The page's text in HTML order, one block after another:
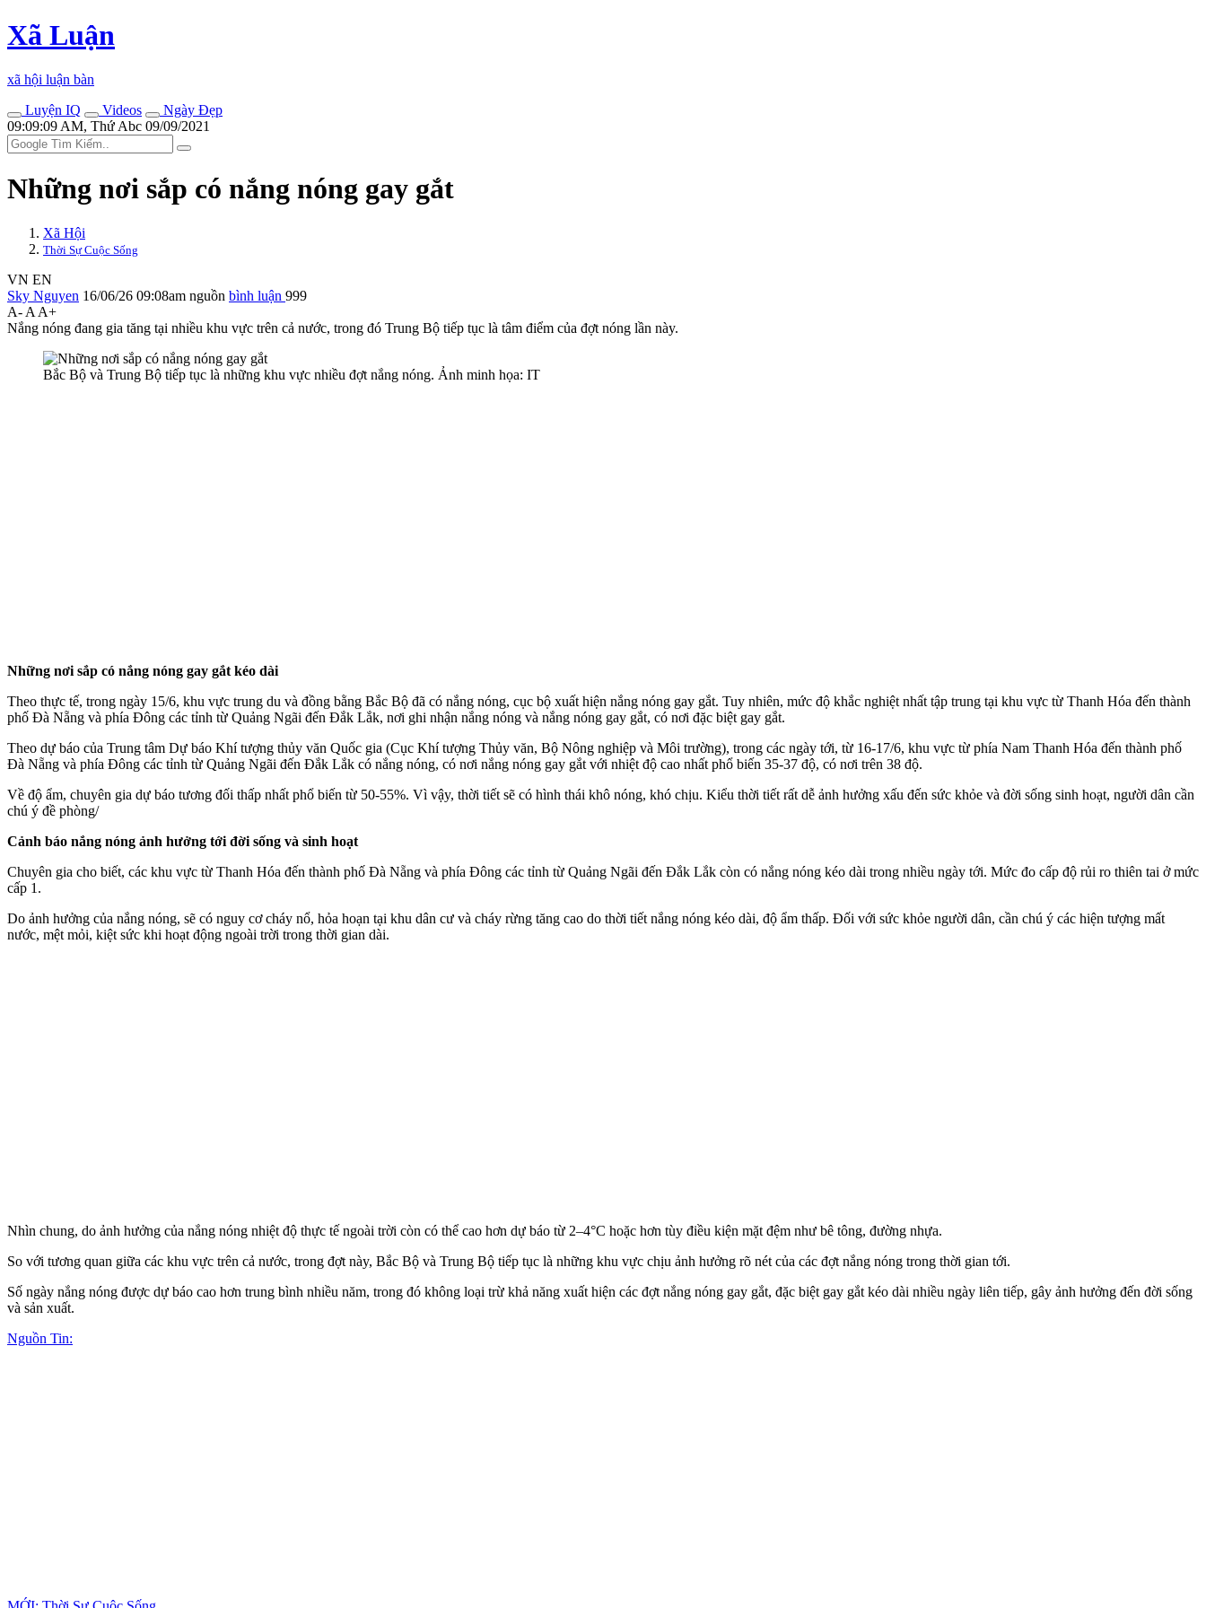
Xã Luận
xã hội luận bàn
Luyện IQ
Videos
Ngày Đẹp
09:09:09 AM, Thứ Abc 09/09/2021
Những nơi sắp có nắng nóng gay gắt
Xã Hội
Thời Sự Cuộc Sống
VN EN
Sky Nguyen 16/06/26 09:08am nguồn bình luận 999
A- A A+
Nắng nóng đang gia tăng tại nhiều khu vực trên cả nước, trong đó Trung Bộ tiếp tục là tâm điểm của đợt nóng lần này.
Bắc Bộ và Trung Bộ tiếp tục là những khu vực nhiều đợt nắng nóng. Ảnh minh họa: IT
Những nơi sắp có nắng nóng gay gắt kéo dài
Theo thực tế, trong ngày 15/6, khu vực trung du và đồng bằng Bắc Bộ đã có nắng nóng, cục bộ xuất hiện nắng nóng gay gắt. Tuy nhiên, mức độ khắc nghiệt nhất tập trung tại khu vực từ Thanh Hóa đến thành
phố Đà Nẵng và phía Đông các tỉnh từ Quảng Ngãi đến Đắk Lắk, nơi ghi nhận nắng nóng và nắng nóng gay gắt, có nơi đặc biệt gay gắt.
Theo dự báo của Trung tâm Dự báo Khí tượng thủy văn Quốc gia (Cục Khí tượng Thủy văn, Bộ Nông nghiệp và Môi trường), trong các ngày tới, từ 16-17/6, khu vực từ phía Nam Thanh Hóa đến thành phố
Đà Nẵng và phía Đông các tỉnh từ Quảng Ngãi đến Đắk Lắk có nắng nóng, có nơi nắng nóng gay gắt với nhiệt độ cao nhất phổ biến 35-37 độ, có nơi trên 38 độ.
Về độ ẩm, chuyên gia dự báo tương đối thấp nhất phổ biến từ 50-55%. Vì vậy, thời tiết sẽ có hình thái khô nóng, khó chịu. Kiểu thời tiết rất dễ ảnh hưởng xấu đến sức khỏe và đời sống sinh hoạt, người dân cần
chú ý đề phòng/
Cảnh báo nắng nóng ảnh hưởng tới đời sống và sinh hoạt
Chuyên gia cho biết, các khu vực từ Thanh Hóa đến thành phố Đà Nẵng và phía Đông các tỉnh từ Quảng Ngãi đến Đắk Lắk còn có nắng nóng kéo dài trong nhiều ngày tới. Mức đo cấp độ rủi ro thiên tai ở mức
cấp 1.
Do ảnh hưởng của nắng nóng, sẽ có nguy cơ cháy nổ, hỏa hoạn tại khu dân cư và cháy rừng tăng cao do thời tiết nắng nóng kéo dài, độ ẩm thấp. Đối với sức khỏe người dân, cần chú ý các hiện tượng mất
nước, mệt mỏi, kiệt sức khi hoạt động ngoài trời trong thời gian dài.
Nhìn chung, do ảnh hưởng của nắng nóng nhiệt độ thực tế ngoài trời còn có thể cao hơn dự báo từ 2–4°C hoặc hơn tùy điều kiện mặt đệm như bê tông, đường nhựa.
So với tương quan giữa các khu vực trên cả nước, trong đợt này, Bắc Bộ và Trung Bộ tiếp tục là những khu vực chịu ảnh hưởng rõ nét của các đợt nắng nóng trong thời gian tới.
Số ngày nắng nóng được dự báo cao hơn trung bình nhiều năm, trong đó không loại trừ khả năng xuất hiện các đợt nắng nóng gay gắt, đặc biệt gay gắt kéo dài nhiều ngày liên tiếp, gây ảnh hưởng đến đời sống
và sản xuất.
Nguồn Tin: